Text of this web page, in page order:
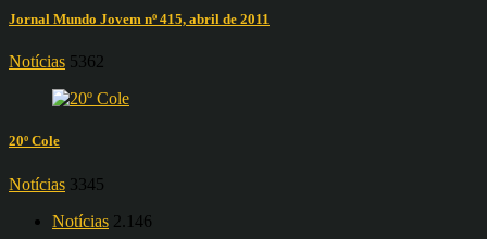
Jornal Mundo Jovem nº 415, abril de 2011
Notícias 5362
20º Cole
Notícias 3345
Notícias 2.146